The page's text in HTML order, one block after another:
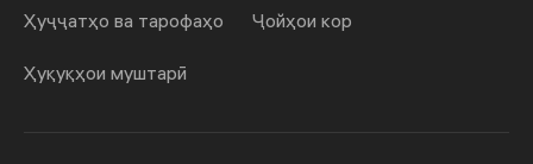
Ҳуҷҷатҳо ва тарофаҳо Ҷойҳои кор
Ҳуқуқҳои муштарӣ